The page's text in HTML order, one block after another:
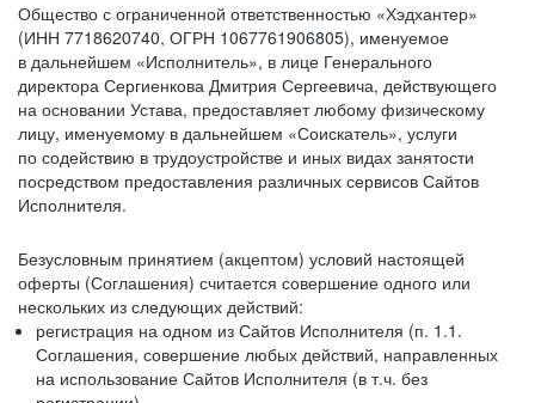
Общество с ограниченной ответственностью «Хэдхантер»
(ИНН 7718620740, ОГРН 1067761906805), именуемое
в дальнейшем «Исполнитель», в лице Генерального
директора Сергиенкова Дмитрия Сергеевича, действующего
на основании Устава, предоставляет любому физическому
лицу, именуемому в дальнейшем «Соискатель», услуги
по содействию в трудоустройстве и иных видах занятости
посредством предоставления различных сервисов Сайтов
Исполнителя.
Безусловным принятием (акцептом) условий настоящей
оферты (Соглашения) считается совершение одного или
нескольких из следующих действий:
регистрация на одном из Сайтов Исполнителя (п. 1.1.
Соглашения, совершение любых действий, направленных
на использование Сайтов Исполнителя (в т.ч. без